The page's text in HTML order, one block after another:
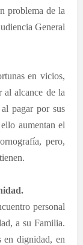
problema de la
General
en vicios,
al alcance de la
pagar por sus
aumentan el
pero,
personal
a su Familia.
en dignidad, en